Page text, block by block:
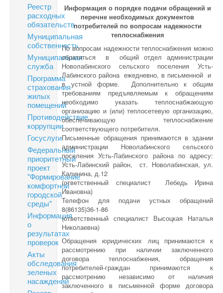
Реестр
расходных
обязательств
Муниципальная
собственность
Муниципальная
служба
Программа
страхования
жилых
помещений
Противодействие
коррупции
Госуслуги
Федеральный
приоритетный
проект
"Формирование
комфортной
городской
среды"
Информация
о
результатах
проверок
Акты
обследования
зеленых
насаждений
Информация о порядке подачи обращений и
перечне необходимых документов
потребителей по вопросам надежности
теплоснабжения
По вопросам надежности теплоснабжения можно
обратиться в общий отдел администрации
Новолабинского сельского поселения Усть-
Лабинского района ежедневно, в письменной и
в устной форме. Дополнительно к общим
требованиям предъявляемым к обращениям
необходимо указать теплоснабжающую
организацию и (или) теплосетевую организацию,
обеспечивающую теплоснабжение
соответствующего потребителя.
Письменные обращения принимаются в здании
администрации Новолабинского сельского
поселения Усть-Лабинского района по адресу:
Усть-Лабинский район, ст. Новолабинская, ул.
Калинина, д.12
(ответственный специалист Лебедь Ирина
Ивановна)
Телефон для подачи устных обращений
8(86135)36-1-86
(ответственный специалист Высоцкая Наталья
Николаевна)
Обращения юридических лиц принимаются к
рассмотрению при наличии заключенного
договора теплоснабжения, обращения
потребителей-граждан принимаются к
рассмотрению независимо от наличия
заключенного в письменной форме договора